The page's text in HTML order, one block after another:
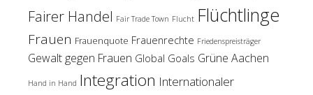
Fairer Handel Fair Trade Town Flucht Flüchtlinge
Frauen Frauenquote Frauenrechte Friedenspreisträger
Gewalt gegen Frauen Global Goals Grüne Aachen
Hand in Hand Integration Internationaler